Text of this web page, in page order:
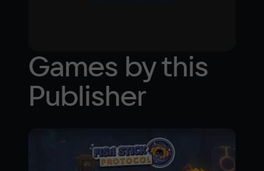
Games by this
Publisher